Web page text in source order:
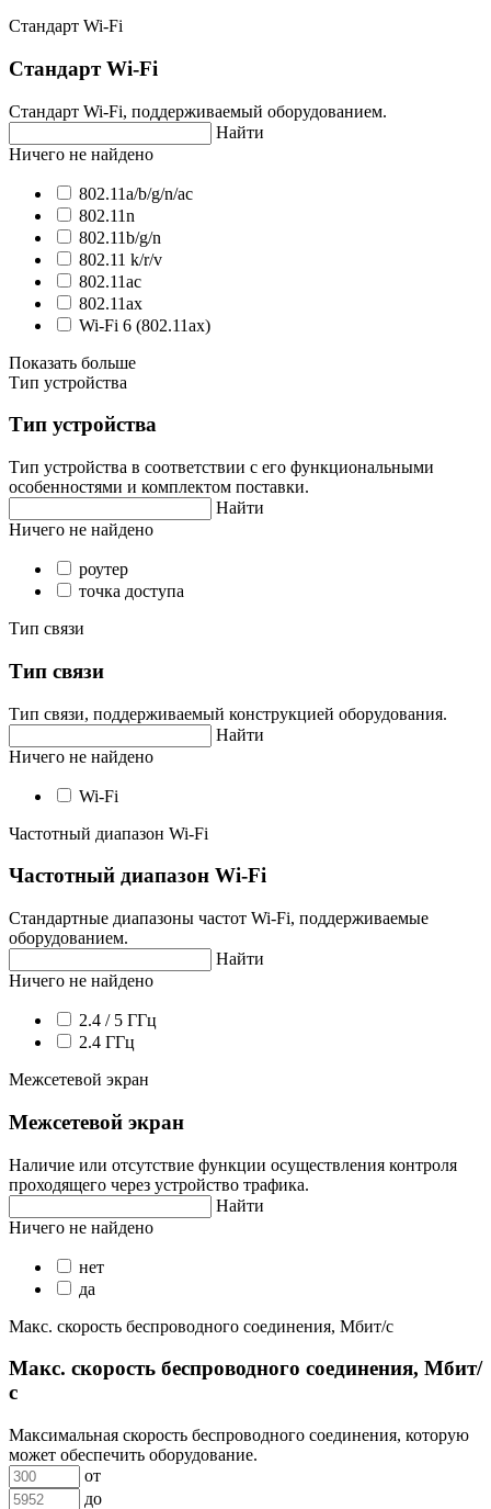
Стандарт Wi-Fi
Стандарт Wi-Fi
Стандарт Wi-Fi, поддерживаемый оборудованием.
Найти
Ничего не найдено
802.11a/b/g/n/ac
802.11n
802.11b/g/n
802.11 k/r/v
802.11ac
802.11ax
Wi-Fi 6 (802.11ax)
Показать больше
Тип устройства
Тип устройства
Тип устройства в соответствии с его функциональными
особенностями и комплектом поставки.
Найти
Ничего не найдено
роутер
точка доступа
Тип связи
Тип связи
Тип связи, поддерживаемый конструкцией оборудования.
Найти
Ничего не найдено
Wi-Fi
Частотный диапазон Wi-Fi
Частотный диапазон Wi-Fi
Стандартные диапазоны частот Wi-Fi, поддерживаемые
оборудованием.
Найти
Ничего не найдено
2.4 / 5 ГГц
2.4 ГГц
Межсетевой экран
Межсетевой экран
Наличие или отсутствие функции осуществления контроля
проходящего через устройство трафика.
Найти
Ничего не найдено
нет
да
Макс. скорость беспроводного соединения, Мбит/с
Макс. скорость беспроводного соединения, Мбит/
с
Максимальная скорость беспроводного соединения, которую
может обеспечить оборудование.
от
до